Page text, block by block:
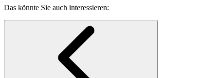
Das könnte Sie auch interessieren: